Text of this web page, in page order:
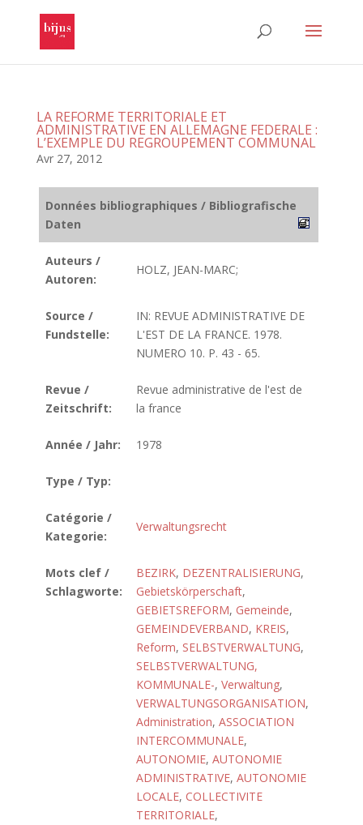
LA REFORME TERRITORIALE ET
ADMINISTRATIVE EN ALLEMAGNE FEDERALE :
L’EXEMPLE DU REGROUPEMENT COMMUNAL
Avr 27, 2012
Données bibliographiques / Bibliografische
Daten
Auteurs /
Autoren:
HOLZ, JEAN-MARC;
Source /
Fundstelle:
IN: REVUE ADMINISTRATIVE DE
L'EST DE LA FRANCE. 1978.
NUMERO 10. P. 43 - 65.
Revue /
Zeitschrift:
Revue administrative de l'est de
la france
Année / Jahr: 1978
Type / Typ:
Catégorie /
Kategorie:
Verwaltungsrecht
Mots clef /
Schlagworte:
BEZIRK, DEZENTRALISIERUNG,
Gebietskörperschaft,
GEBIETSREFORM, Gemeinde,
GEMEINDEVERBAND, KREIS,
Reform, SELBSTVERWALTUNG,
SELBSTVERWALTUNG,
KOMMUNALE-, Verwaltung,
VERWALTUNGSORGANISATION,
Administration, ASSOCIATION
INTERCOMMUNALE,
AUTONOMIE, AUTONOMIE
ADMINISTRATIVE, AUTONOMIE
LOCALE, COLLECTIVITE
TERRITORIALE,